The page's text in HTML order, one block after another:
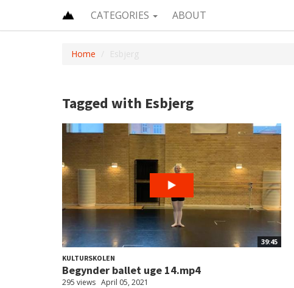
CATEGORIES ABOUT
Home Esbjerg
Tagged with Esbjerg
39:45
KULTURSKOLEN
Begynder ballet uge 14.mp4
295 views April 05, 2021